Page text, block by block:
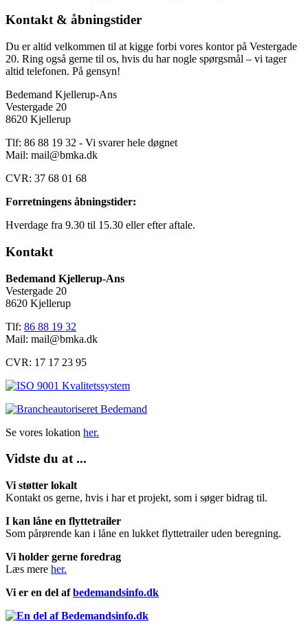
Kontakt & åbningstider
Du er altid velkommen til at kigge forbi vores kontor på Vestergade
20. Ring også gerne til os, hvis du har nogle spørgsmål – vi tager
altid telefonen. På gensyn!
Bedemand Kjellerup-Ans
Vestergade 20
8620 Kjellerup
Tlf: 86 88 19 32 - Vi svarer hele døgnet
Mail: mail@bmka.dk
CVR: 37 68 01 68
Forretningens åbningstider:
Hverdage fra 9.30 til 15.30 eller efter aftale.
Kontakt
Bedemand Kjellerup-Ans
Vestergade 20
8620 Kjellerup
Tlf: 86 88 19 32
Mail: mail@bmka.dk
CVR: 17 17 23 95
Se vores lokation her.
Vidste du at ...
Vi støtter lokalt
Kontakt os gerne, hvis i har et projekt, som i søger bidrag til.
I kan låne en flyttetrailer
Som pårørende kan i låne en lukket flyttetrailer uden beregning.
Vi holder gerne foredrag
Læs mere her.
Vi er en del afbedemandsinfo.dk